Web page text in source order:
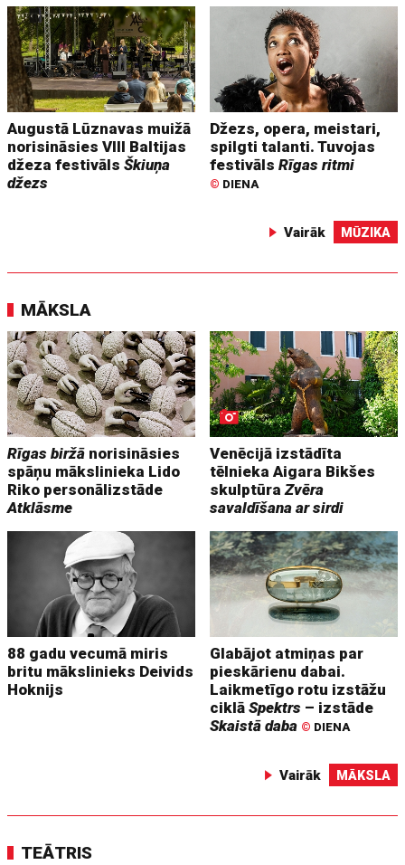
Augustā Lūznavas muižā
norisināsies VIII Baltijas
džeza festivālsŠkiuņa
džezs
Džezs, opera, meistari,
spilgti talanti. Tuvojas
festivālsRīgas ritmi
© DIENA
Vairāk MŪZIKA
MĀKSLA
Rīgas biržā norisināsies
spāņu mākslinieka Lido
Riko personālizstāde
Atklāsme
Venēcijā izstādīta
tēlnieka Aigara Bikšes
skulptūraZvēra
savaldīšana ar sirdi
88 gadu vecumā miris
britu mākslinieks Deivids
Hoknijs
Glabājot atmiņas par
pieskārienu dabai.
Laikmetīgo rotu izstāžu
ciklāSpektrs – izstāde
Skaistā daba © DIENA
Vairāk MĀKSLA
TEĀTRIS